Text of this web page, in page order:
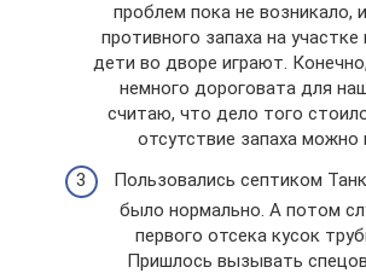
проблем пока не возникало,
противного запаха на
дети во дворе играют.
немного дороговата для
считаю, что дело того
отсутствие запаха можно
Пользовались септиком
было нормально. А потом
первого отсека кусок
Пришлось вызывать